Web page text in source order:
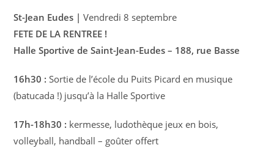
St-Jean Eudes |Vendredi 8 septembre
FETE DE LA RENTREE !
Halle Sportive de Saint-Jean-Eudes – 188, rue Basse
16h30 : Sortie de l’école du Puits Picard en musique
(batucada !) jusqu’à la Halle Sportive
17h-18h30 : kermesse, ludothèque jeux en bois,
volleyball, handball – goûter offert